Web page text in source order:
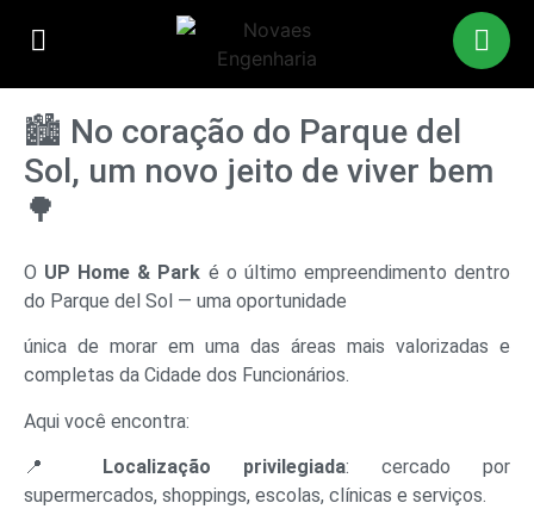
🏙 No coração do Parque del
Sol, um novo jeito de viver bem
🌳
O UP Home & Park é o último empreendimento dentro
do Parque del Sol — uma oportunidade
única de morar em uma das áreas mais valorizadas e
completas da Cidade dos Funcionários.
Aqui você encontra:
📍 Localização privilegiada: cercado por
supermercados, shoppings, escolas, clínicas e serviços.